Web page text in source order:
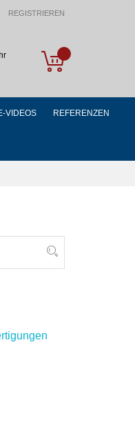
REGISTRIEREN
My Cart
VIDEOS REFERENZEN